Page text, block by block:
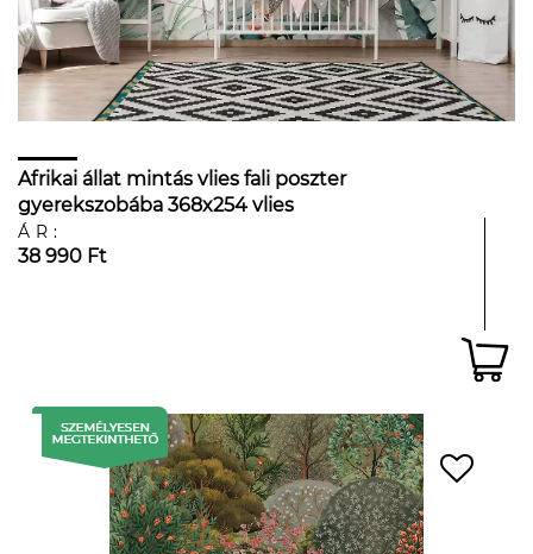
Afrikai állat mintás vlies fali poszter
gyerekszobába 368x254 vlies
ÁR:
38 990 Ft